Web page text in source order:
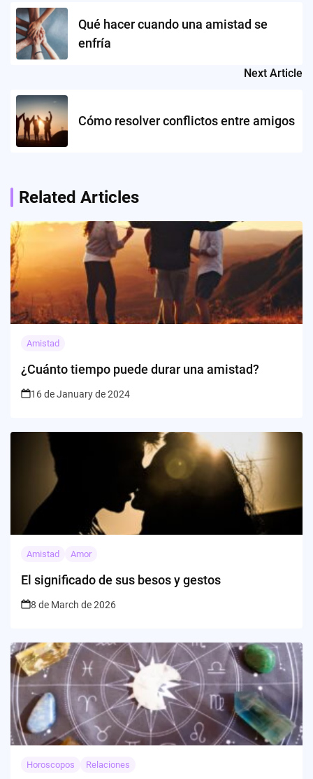
navigationQué hacer cuando una amistad se
enfría
Next Article
Cómo resolver conflictos entre amigos
Related Articles
Amistad
¿Cuánto tiempo puede durar una amistad?
16 de January de 2024
Amistad Amor
El significado de sus besos y gestos
8 de March de 2026
Horoscopos Relaciones